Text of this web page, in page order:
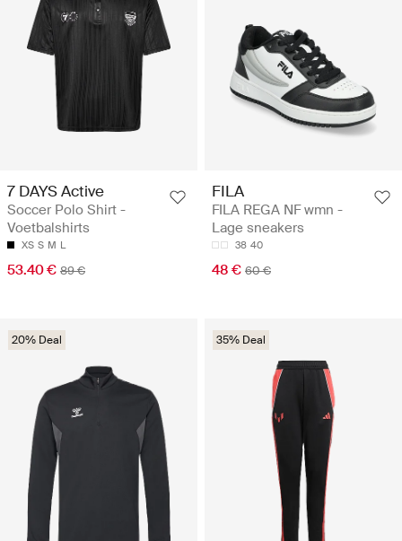
7 DAYS Active
Soccer Polo Shirt -
Voetbalshirts
XS S M L
53.40 € 89 €
FILA
FILA REGA NF wmn -
Lage sneakers
38 40
48 € 60 €
20% Deal 35% Deal